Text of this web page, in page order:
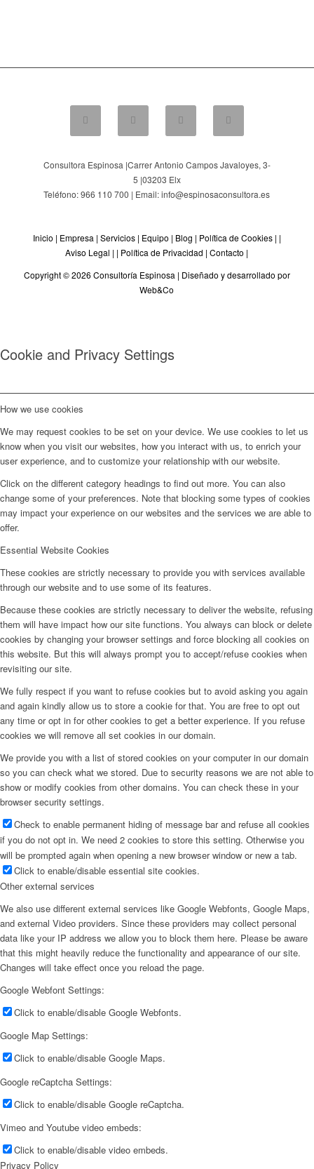
Consultora Espinosa |Carrer Antonio Campos Javaloyes, 3-
5 |03203 Elx
Teléfono: 966 110 700 | Email: info@espinosaconsultora.es
Inicio | Empresa| Servicios| Equipo | Blog | Política de Cookies| |
Aviso Legal | | Política de Privacidad |Contacto |
Copyright © 2026 Consultoría Espinosa | Diseñado y desarrollado por
Web&Co
Cookie and Privacy Settings
How we use cookies
We may request cookies to be set on your device. We use cookies to let us
know when you visit our websites, how you interact with us, to enrich your
user experience, and to customize your relationship with our website.
Click on the different category headings to find out more. You can also
change some of your preferences. Note that blocking some types of cookies
may impact your experience on our websites and the services we are able to
offer.
Essential Website Cookies
These cookies are strictly necessary to provide you with services available
through our website and to use some of its features.
Because these cookies are strictly necessary to deliver the website, refusing
them will have impact how our site functions. You always can block or delete
cookies by changing your browser settings and force blocking all cookies on
this website. But this will always prompt you to accept/refuse cookies when
revisiting our site.
We fully respect if you want to refuse cookies but to avoid asking you again
and again kindly allow us to store a cookie for that. You are free to opt out
any time or opt in for other cookies to get a better experience. If you refuse
cookies we will remove all set cookies in our domain.
We provide you with a list of stored cookies on your computer in our domain
so you can check what we stored. Due to security reasons we are not able to
show or modify cookies from other domains. You can check these in your
browser security settings.
Check to enable permanent hiding of message bar and refuse all cookies
if you do not opt in. We need 2 cookies to store this setting. Otherwise you
will be prompted again when opening a new browser window or new a tab.
Click to enable/disable essential site cookies.
Other external services
We also use different external services like Google Webfonts, Google Maps,
and external Video providers. Since these providers may collect personal
data like your IP address we allow you to block them here. Please be aware
that this might heavily reduce the functionality and appearance of our site.
Changes will take effect once you reload the page.
Google Webfont Settings:
Click to enable/disable Google Webfonts.
Google Map Settings:
Click to enable/disable Google Maps.
Google reCaptcha Settings:
Click to enable/disable Google reCaptcha.
Vimeo and Youtube video embeds:
Click to enable/disable video embeds.
Privacy Policy